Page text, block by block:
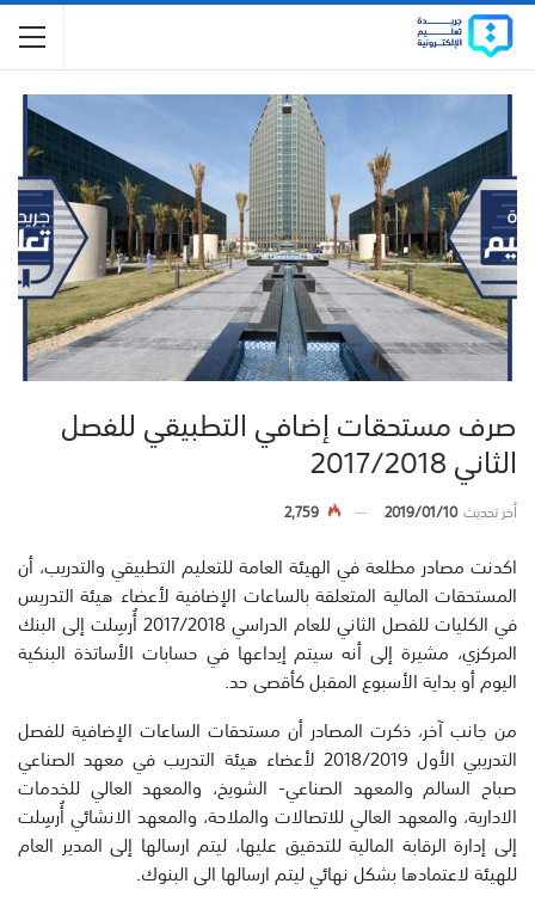
صرف مستحقات إضافي التطبيقي للفصل
الثاني 2017/2018
أخر تحديث2019/01/10
2,759
اكدنت مصادر مطلعة في الهيئة العامة للتعليم التطبيقي والتدريب، أن
المستحقات المالية المتعلقة بالساعات الإضافية لأعضاء هيئة التدريس
في الكليات للفصل الثاني للعام الدراسي 2017/2018 أُرسِلت إلى البنك
المركزي، مشيرة إلى أنه سيتم إيداعها في حسابات الأساتذة البنكية
اليوم أو بداية الأسبوع المقبل كأقصى حد.
من جانب آخر، ذكرت المصادر أن مستحقات الساعات الإضافية للفصل
التدريبي الأول 2018/2019 لأعضاء هيئة التدريب في معهد الصناعي
صباح السالم والمعهد الصناعي- الشويخ، والمعهد العالي للخدمات
الادارية، والمعهد العالي للاتصالات والملاحة، والمعهد الانشائي أُرسِلت
إلى إدارة الرقابة المالية للتدقيق عليها، ليتم ارسالها إلى المدير العام
للهيئة لاعتمادها بشكل نهائي ليتم ارسالها الى البنوك.